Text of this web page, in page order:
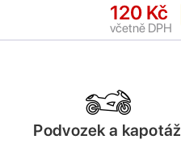
120 Kč
včetně DPH
Podvozek a kapotáž